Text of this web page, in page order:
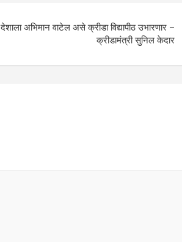
देशाला अभिमान वाटेल असे क्रीडा विद्यापीठ उभारणार –
क्रीडामंत्री सुनिल केदार